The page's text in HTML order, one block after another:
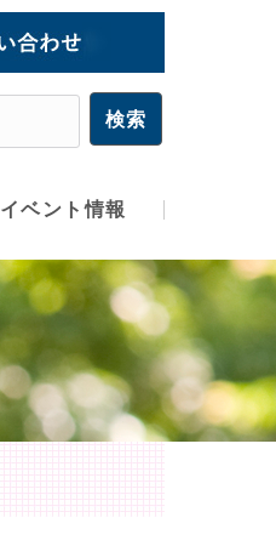
イベント情報